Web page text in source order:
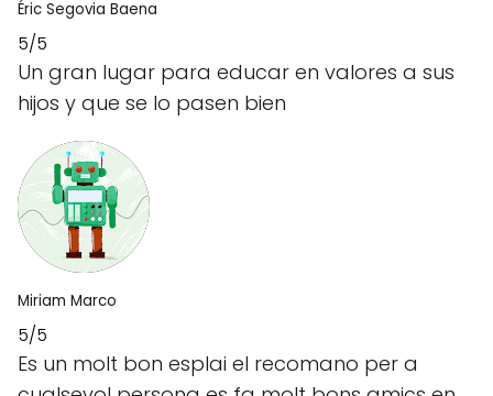
Éric Segovia Baena
5/5
Un gran lugar para educar en valores a sus
hijos y que se lo pasen bien
Miriam Marco
5/5
Es un molt bon esplai el recomano per a